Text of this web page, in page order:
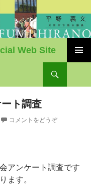
Web Site
ト調査
コメントをどうぞ
アンケート調査です
ます。